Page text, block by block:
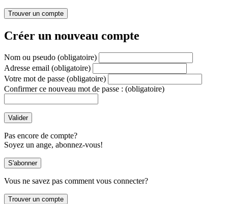
Créer un nouveau compte
Nom ou pseudo (obligatoire)
Adresse email (obligatoire)
Votre mot de passe (obligatoire)
Confirmer ce nouveau mot de passe : (obligatoire)
Pas encore de compte?
Soyez un ange, abonnez-vous!
Vous ne savez pas comment vous connecter?